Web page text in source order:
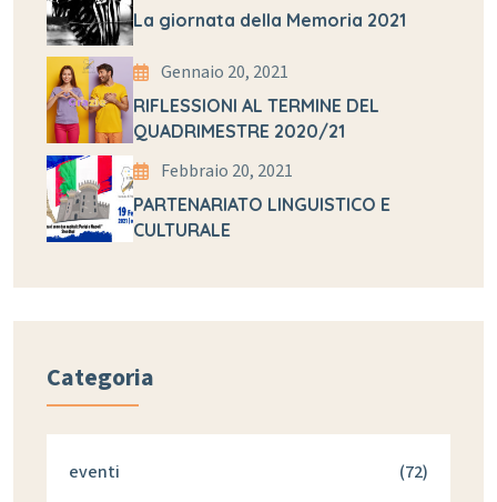
La giornata della Memoria 2021
Gennaio 20, 2021
RIFLESSIONI AL TERMINE DEL
QUADRIMESTRE 2020/21
Febbraio 20, 2021
PARTENARIATO LINGUISTICO E
CULTURALE
Categoria
eventi (72)